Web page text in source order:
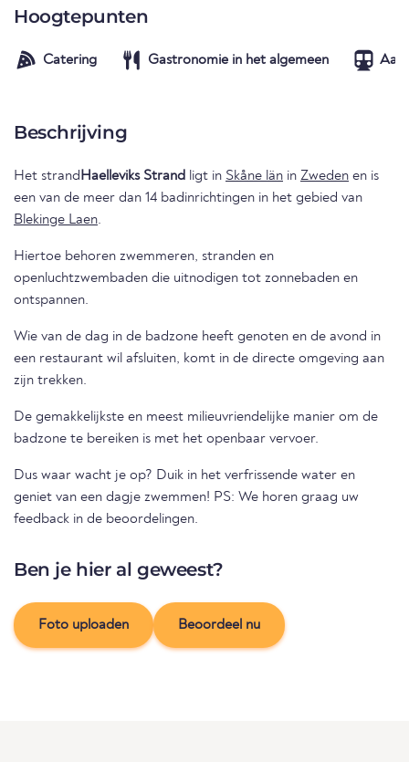
Hoogtepunten
Catering Gastronomie in het algemeen
Beschrijving
Het strandHaelleviks Strand ligt in Skåne län in Zweden en is
een van de meer dan 14 badinrichtingen in het gebied van
Blekinge Laen.
Hiertoe behoren zwemmeren, stranden en
openluchtzwembaden die uitnodigen tot zonnebaden en
ontspannen.
Wie van de dag in de badzone heeft genoten en de avond in
een restaurant wil afsluiten, komt in de directe omgeving aan
zijn trekken.
De gemakkelijkste en meest milieuvriendelijke manier om de
badzone te bereiken is met het openbaar vervoer.
Dus waar wacht je op? Duik in het verfrissende water en
geniet van een dagje zwemmen! PS: We horen graag uw
feedback in de beoordelingen.
Ben je hier al geweest?
Foto uploaden Beoordeel nu